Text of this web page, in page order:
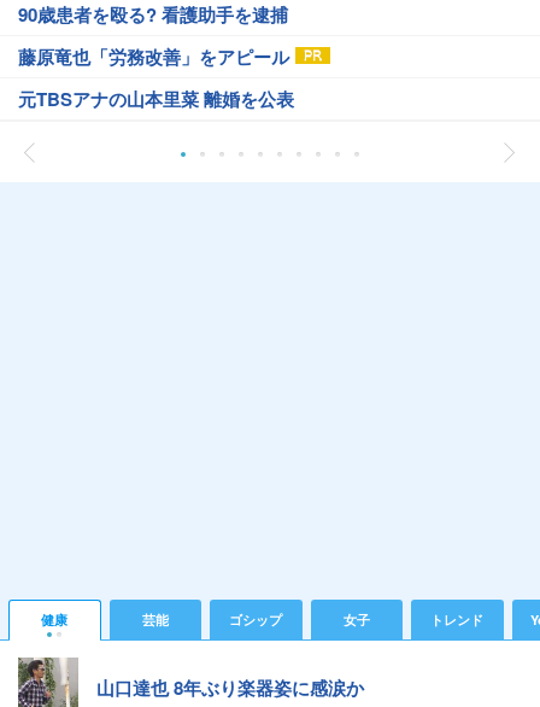
90歳患者を殴る? 看護助手を逮捕
藤原竜也「労務改善」をアピール
元TBSアナの山本里菜 離婚を公表
健康 芸能 ゴシップ 女子 トレンド
山口達也 8年ぶり楽器姿に感涙か